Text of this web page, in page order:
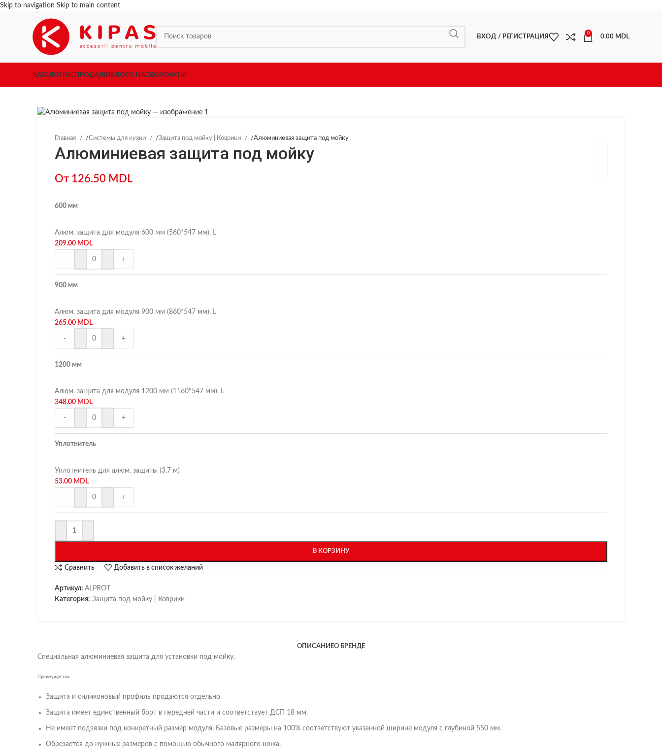
Skip to navigation Skip to main content
ВХОД / РЕГИСТРАЦИЯ
0
0.00 MDL
КАТАЛОГРАСПРОДАЖИ БЛОГО НАСКОНТАКТЫ
Главная /Системы для кухни /Защита под мойку | Коврики /Алюминиевая защита под мойку
Алюминиевая защита под мойку
От 126.50 MDL
600 мм
Алюм. защита для модуля 600 мм (560*547 мм), L
209.00 MDL
- +
900 мм
Алюм. защита для модуля 900 мм (860*547 мм), L
265.00 MDL
- +
1200 мм
Алюм. защита для модуля 1200 мм (1160*547 мм), L
348.00 MDL
- +
Уплотнитель
Уплотнитель для алюм. защиты (3.7 м)
53.00 MDL
- +
В КОРЗИНУ
Сравнить Добавить в список желаний
Артикул: ALPROT
Категория: Защита под мойку | Коврики
ОПИСАНИЕО БРЕНДЕ
Специальная алюминиевая защита для установки под мойку.
Преимущества:
Защита и силиконовый профиль продаются отдельно.
Защита имеет единственный борт в передней части и соответствует ДСП 18 мм.
Не имеет подвязки под конкретный размер модуля. Базовые размеры на 100% соответствуют указанной ширине модуля с глубиной 550 мм.
Обрезается до нужных размеров с помощью обычного малярного ножа.